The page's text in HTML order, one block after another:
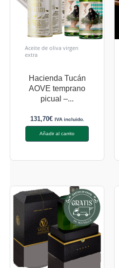
Aceite de oliva virgen
extra
Hacienda Tucán
AOVE temprano
picual –...
131,70€ IVA incluido.
Añadir al carrito